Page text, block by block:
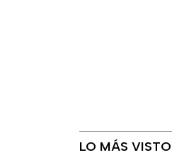
LO MÁS VISTO